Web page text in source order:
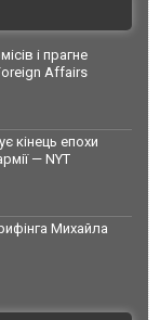
і прагне
Affairs
кінець епохи
— NYT
Михайла